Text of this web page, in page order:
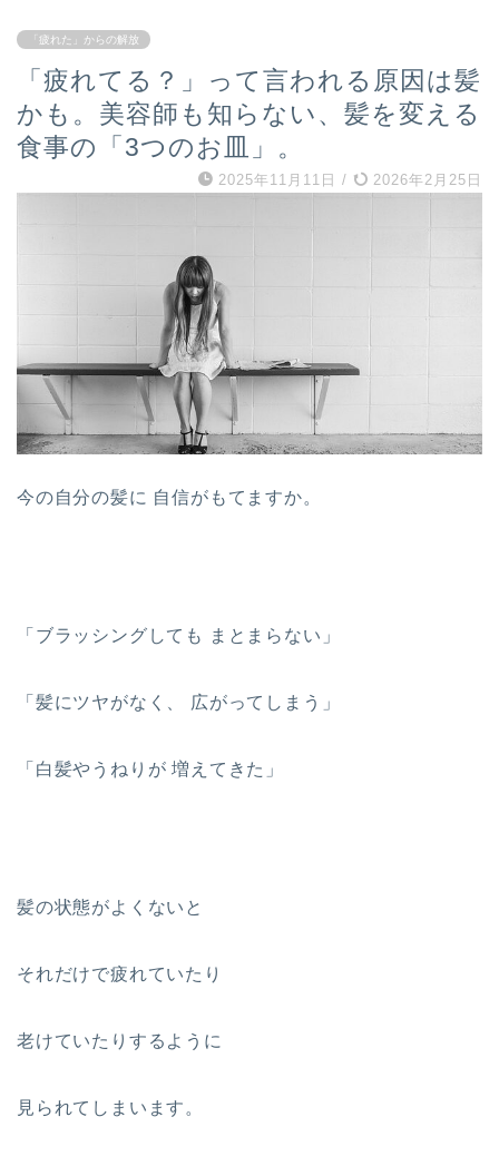
「疲れた」からの解放
「疲れてる？」って言われる原因は髪
かも。美容師も知らない、髪を変える
食事の「3つのお皿」。
2025年11月11日 / 2026年2月25日
今の自分の髪に 自信がもてますか。
「ブラッシングしても まとまらない」
「髪にツヤがなく、 広がってしまう」
「白髪やうねりが 増えてきた」
髪の状態がよくないと
それだけで疲れていたり
老けていたりするように
見られてしまいます。